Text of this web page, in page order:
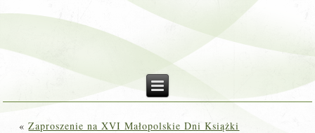
«Zaproszenie na XVI Małopolskie Dni Książki